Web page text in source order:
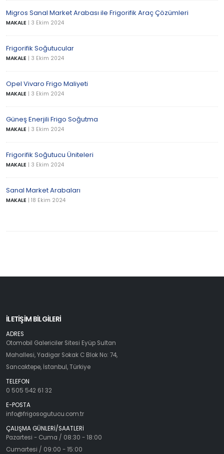
Migros Sanal Market Arabası ile Frigorifik Araç Çözümleri
MAKALE | 3 Ekim 2024
Frigorifik Soğutucular
MAKALE | 3 Ekim 2024
Opel Vivaro Frigo Maliyeti
MAKALE | 3 Ekim 2024
Güneş Enerjili Frigo Soğutma
MAKALE | 3 Ekim 2024
Frigorifik Soğutucu Üniteleri
MAKALE | 3 Ekim 2024
Sanal Market Arabaları
MAKALE | 18 Ekim 2024
İLETİŞİM BİLGİLERİ
ADRES
Otomobil Galericiler Sitesi Eyüp Sultan
Mahallesi, Yadigar Sokak C Blok No: 74,
Sancaktepe, İstanbul, Türkiye
TELEFON
0 505 542 61 32
E-POSTA
info@frigosogutucu.com.tr
ÇALIŞMA GÜNLERİ/SAATLERİ
Pazartesi - Cuma / 08:30 - 18:00
Cumartesi / 09:00 - 15:00